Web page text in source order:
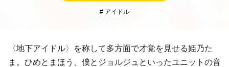
# アイドル
〈地下アイドル〉を称して多方面で才覚を見せる姫乃た
ま 。 ひめとまほう 僕とジョルジュ といったユニットの音